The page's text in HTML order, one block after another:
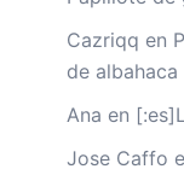
Cazriqq en
de albahaca
Ana en
Jose Caffo